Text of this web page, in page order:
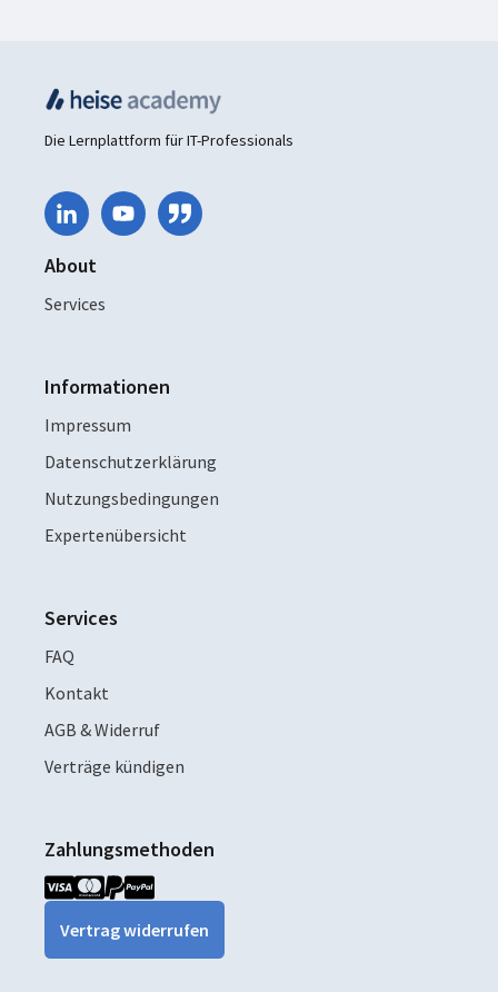
Die Lernplattform für IT-Professionals
About
Services
Informationen
Impressum
Datenschutzerklärung
Nutzungsbedingungen
Expertenübersicht
Services
FAQ
Kontakt
AGB & Widerruf
Verträge kündigen
Zahlungsmethoden
Vertrag widerrufen